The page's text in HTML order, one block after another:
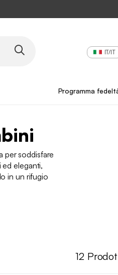
IT/IT
Programma
per soddisfare
ed eleganti,
in un rifugio
12